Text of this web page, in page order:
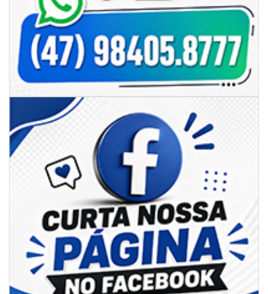
05/08/2026 | 07:00
Rede Municipal de Ensino inicia entrega de novos uniformes para
merendeiras
GERAL